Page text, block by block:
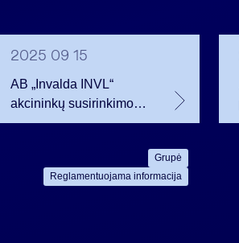
2025 09 15
AB „Invalda INVL“
akcininkų susirinkimo
sušaukimas ir
Grupė
Reglamentuojama informacija